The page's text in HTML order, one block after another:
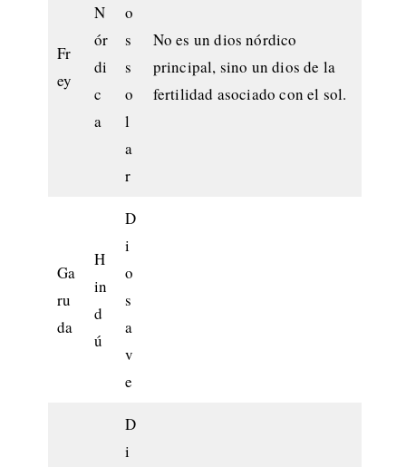
Fr
ey
N
ór
di
c
a
o
s
s
o
l
a
r
No es un dios nórdico
principal, sino un dios de la
fertilidad asociado con el sol.
Ga
ru
da
H
in
d
ú
D
i
o
s
a
v
e
D
i